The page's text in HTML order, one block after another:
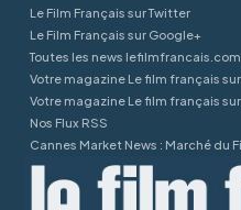
Le Film Français sur Twitter
Le Film Français sur Google+
Toutes les news
Votre magazine Le film français
Votre magazine Le film français
Nos Flux RSS
Cannes Market News : Marché du